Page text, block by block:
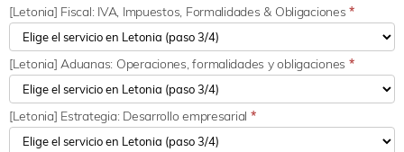
[Letonia] Fiscal: IVA, Impuestos, Formalidades & Obligaciones*
[Letonia] Aduanas: Operaciones, formalidades y obligaciones *
[Letonia] Estrategia: Desarrollo empresarial *